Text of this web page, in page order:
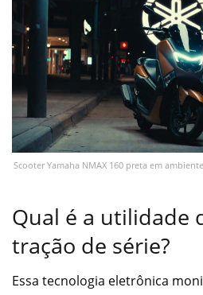
Scooter Yamaha NMAX 160 preta em
Qual é a utilidade
tração de série?
Essa tecnologia eletrônica